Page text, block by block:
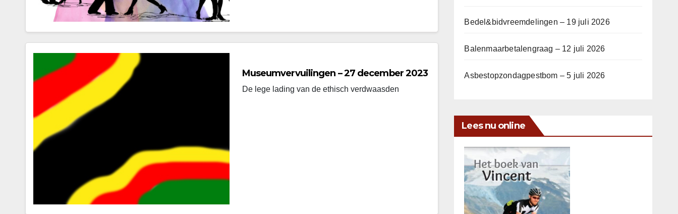
Museumvervuilingen – 27 december 2023
De lege lading van de ethisch verdwaasden
Bedel&bidvreemdelingen – 19 juli 2026
Balenmaarbetalengraag – 12 juli 2026
Asbestopzondagpestbom – 5 juli 2026
Lees nu online